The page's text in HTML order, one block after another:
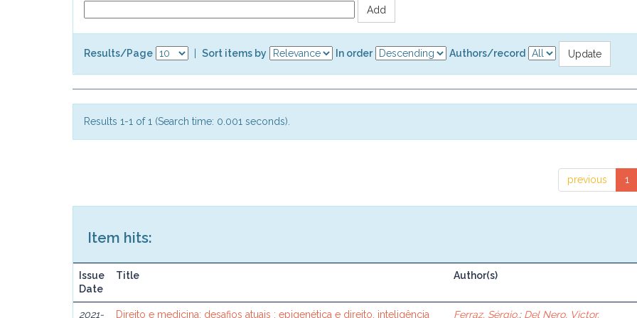
Results/Page Sort items by In order Authors/record
Results 1-1 of 1 (Search time: 0.001 seconds).
previous 1
Item hits:
Issue
Date
Title Author(s)
2021- Direito e medicina: desafios atuais : epigenética e direito, inteligência Ferraz, Sérgio.; Del Nero, Victor.